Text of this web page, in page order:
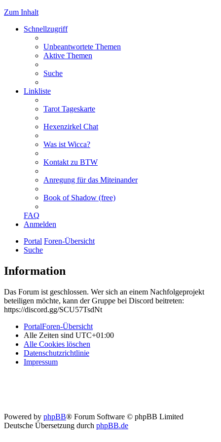
Zum Inhalt
Schnellzugriff
Unbeantwortete Themen
Aktive Themen
Suche
Linkliste
Tarot Tageskarte
Hexenzirkel Chat
Was ist Wicca?
Kontakt zu BTW
Anregung für das Miteinander
Book of Shadow (free)
FAQ
Anmelden
Portal Foren-Übersicht
Suche
Information
Das Forum ist geschlossen. Wer sich an einem Nachfolgeprojekt
beteiligen möchte, kann der Gruppe bei Discord beitreten:
https://discord.gg/SCU57TsdNt
PortalForen-Übersicht
Alle Zeiten sind UTC+01:00
Alle Cookies löschen
Datenschutzrichtlinie
Impressum
Powered by phpBB® Forum Software © phpBB Limited
Deutsche Übersetzung durch phpBB.de